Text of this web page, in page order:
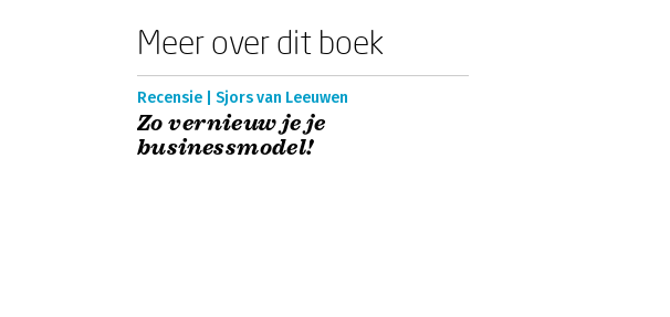
Meer over dit boek
Recensie | Sjors van Leeuwen
Zo vernieuw je je
businessmodel!